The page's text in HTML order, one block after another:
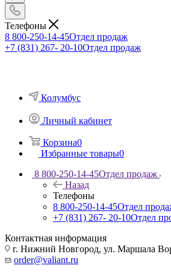
Телефоны
8 800-250-14-45Отдел продаж
+7 (831) 267- 20-10Отдел продаж
Колумбус
Личный кабинет
Корзина0
Избранные товары0
8 800-250-14-45Отдел продаж
Назад
Телефоны
8 800-250-14-45Отдел
+7 (831) 267- 20-10Отдел
Контактная информация
г. Нижний Новгород, ул. Маршала
order@valiant.ru